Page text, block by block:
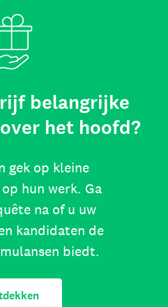
belangrijke
het hoofd?
gek op kleine
hun werk. Ga
na of u uw
kandidaten de
biedt.